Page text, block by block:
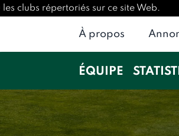
clubs répertoriés sur ce site Web.
À propos
ÉQUIPE